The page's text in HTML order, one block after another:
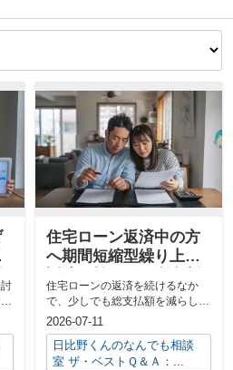
住宅ローン返済中の方
へ期間短縮型繰り上げ
減と期間短縮型の判断
ポイント
住宅ローンの返済を続けるなか
で、少しでも総支払額を減らした
いと考えた時に候補に上がるのが
繰り上げ返済...
2026-07-11
日比野くんのなんでも相談
室 ザ・ベストＱ＆Ａ：...